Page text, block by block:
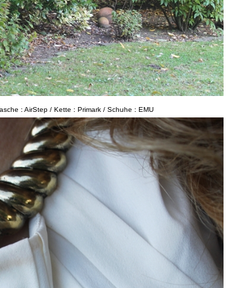
: AirStep / Kette : Primark / Schuhe : EMU